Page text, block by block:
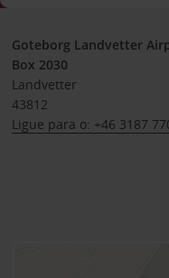
Goteborg Landvetter
Box 2030
Landvetter
43812
Ligue para o: +46 3187